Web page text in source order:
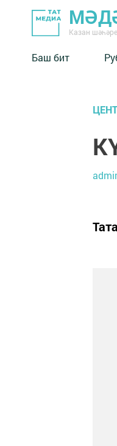
Казан шәһәре
Баш бит